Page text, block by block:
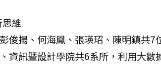
維
俊揚、何海鳳、張瑛玿、陳明鎮共7
資訊暨設計學院共6系所，利用大數